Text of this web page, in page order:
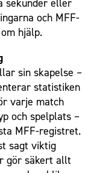
sekunder eller
och MFF-
hjälp.
sin skapelse –
statistiken
varje match
och spelplats –
MFF-registret.
sagt viktig
gör säkert allt